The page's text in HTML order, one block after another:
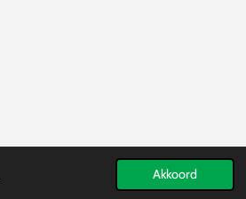
Akkoord
JouwWeb